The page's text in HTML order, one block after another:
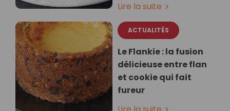
Lire la suite
ACTUALITÉS
Le Flankie : la fusion
délicieuse entre flan
et cookie qui fait
fureur